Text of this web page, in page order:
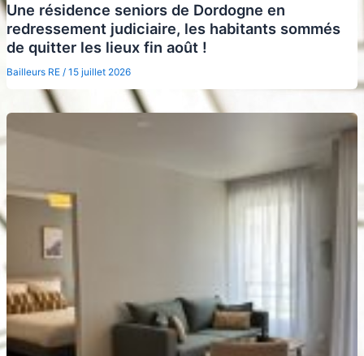
Une résidence seniors de Dordogne en
redressement judiciaire, les habitants sommés
de quitter les lieux fin août !
Bailleurs RE / 15 juillet 2026